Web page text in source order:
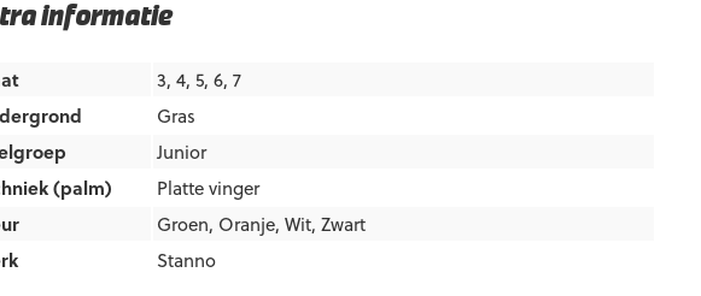
informatie
3, 4, 5, 6, 7
Gras
Junior
(palm)
Platte vinger
Groen, Oranje, Wit, Zwart
Stanno